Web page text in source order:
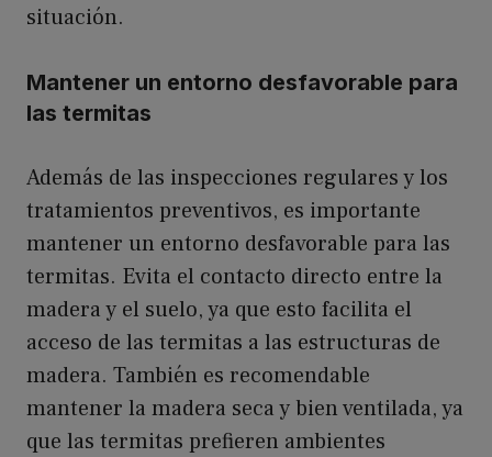
situación.
Mantener un entorno desfavorable para
las termitas
Además de las inspecciones regulares y los
tratamientos preventivos, es importante
mantener un entorno desfavorable para las
termitas. Evita el contacto directo entre la
madera y el suelo, ya que esto facilita el
acceso de las termitas a las estructuras de
madera. También es recomendable
mantener la madera seca y bien ventilada, ya
que las termitas prefieren ambientes